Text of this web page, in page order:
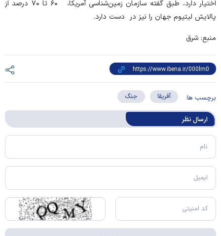
اختیار دارد، طبق گفته سازمان زمین‌شناسی آمریکا، ۶۰ تا ۷۰ درصد از
پالایش لیتیوم جهان را نیز در دست دارد.
منبع: شرق
برچسب ها: آفریقا جنگ
ارسال‌ نظر